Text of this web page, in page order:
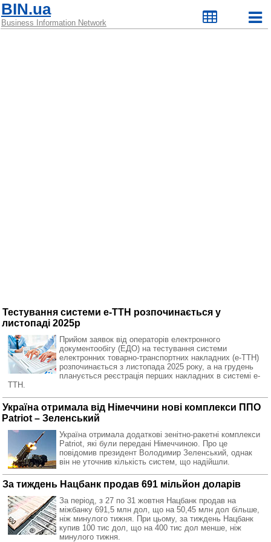
BIN.ua
Business Information Network
Тестування системи е-ТТН розпочинається у
листопаді 2025р
Прийом заявок від операторів електронного
документообігу (ЕДО) на тестування системи
електронних товарно-транспортних накладних (е-ТТН)
розпочинається з листопада 2025 року, а на грудень
планується реєстрація перших накладних в системі е-
ТТН.
Україна отримала від Німеччини нові комплекси ППО
Patriot – Зеленський
Україна отримала додаткові зенітно-ракетні комплекси
Patriot, які були передані Німеччиною. Про це
повідомив президент Володимир Зеленський, однак
він не уточнив кількість систем, що надійшли.
За тиждень Нацбанк продав 691 мільйон доларів
За період, з 27 по 31 жовтня Нацбанк продав на
міжбанку 691,5 млн дол, що на 50,45 млн дол більше,
ніж минулого тижня. При цьому, за тиждень Нацбанк
купив 100 тис дол, що на 400 тис дол менше, ніж
минулого тижня.